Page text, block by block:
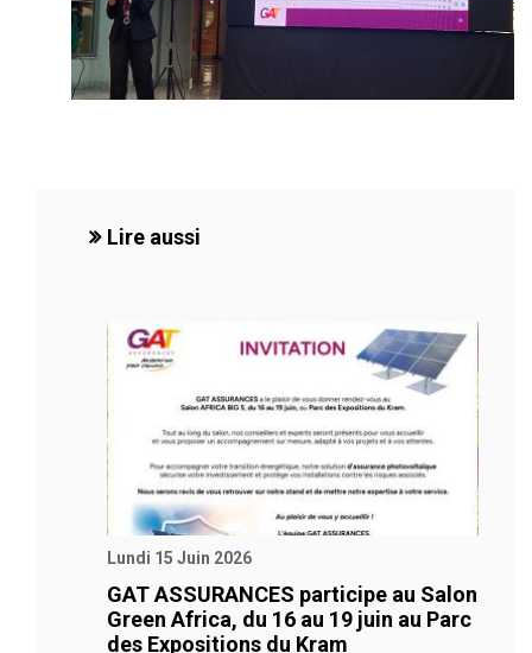
Lire aussi
Lundi 15 Juin 2026
GAT ASSURANCES participe au Salon
Green Africa, du 16 au 19 juin au Parc
des Expositions du Kram